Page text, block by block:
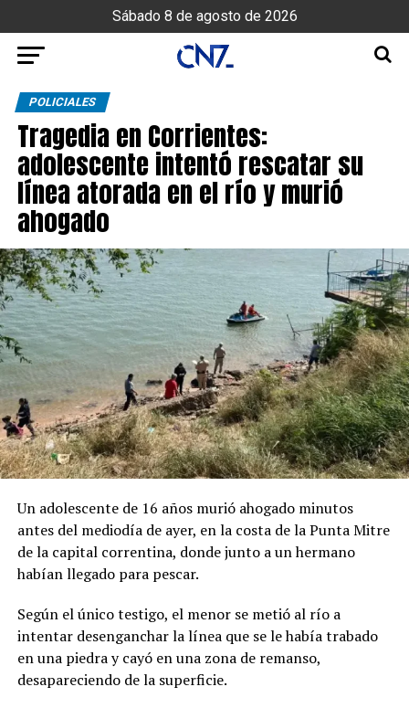
Sábado 8 de agosto de 2026
POLICIALES
Tragedia en Corrientes:
adolescente intentó rescatar su
línea atorada en el río y murió
ahogado
Un adolescente de 16 años murió ahogado minutos
antes del mediodía de ayer, en la costa de la Punta Mitre
de la capital correntina, donde junto a un hermano
habían llegado para pescar.
Según el único testigo, el menor se metió al río a
intentar desenganchar la línea que se le había trabado
en una piedra y cayó en una zona de remanso,
desapareciendo de la superficie.